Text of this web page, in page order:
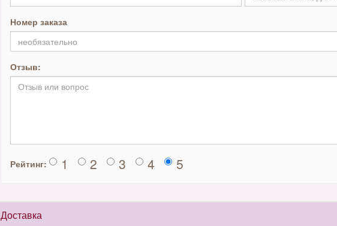
Номер заказа
Отзыв:
Рейтинг: 1 2 3 4 5
Доставка